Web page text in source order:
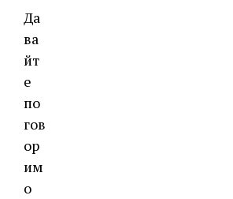
Да
ва
йт
е
по
гов
ор
им
о